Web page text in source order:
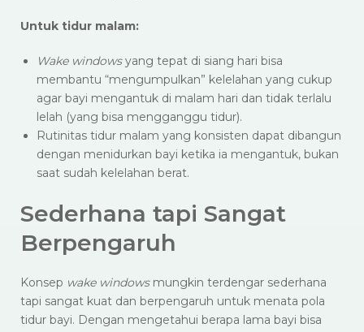
Untuk tidur malam:
Wake windowsyang tepat di siang hari bisa
membantu “mengumpulkan” kelelahan yang cukup
agar bayi mengantuk di malam hari dan tidak terlalu
lelah (yang bisa mengganggu tidur).
Rutinitas tidur malam yang konsisten dapat dibangun
dengan menidurkan bayi ketika ia mengantuk, bukan
saat sudah kelelahan berat.
Sederhana tapi Sangat
Berpengaruh
Konsep wake windowsmungkin terdengar sederhana
tapi sangat kuat dan berpengaruh untuk menata pola
tidur bayi. Dengan mengetahui berapa lama bayi bisa